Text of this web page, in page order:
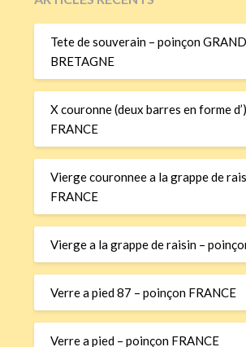
Tete de souverain – poinçon
BRETAGNE
X couronne (deux barres en forme
FRANCE
Vierge couronnee a la grappe de
FRANCE
Vierge a la grappe de raisin –
Verre a pied 87 – poinçon FRANCE
Verre a pied – poinçon FRANCE